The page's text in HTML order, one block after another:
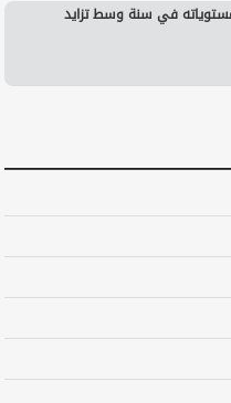
مستوياته في سنة وسط تزايد